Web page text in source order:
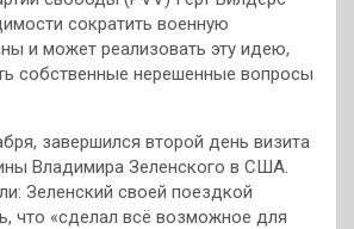
сократить военную
и может реализовать эту идею,
собственные нерешенные вопросы
завершился второй день визита
Владимира Зеленского в США.
Зеленский своей поездкой
что «сделал всё возможное для